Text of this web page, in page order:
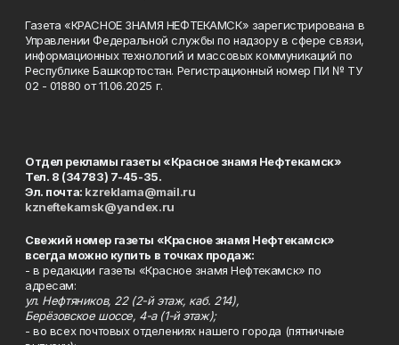
Газета «КРАСНОЕ ЗНАМЯ НЕФТЕКАМСК» зарегистрирована в
Управлении Федеральной службы по надзору в сфере связи,
информационных технологий и массовых коммуникаций по
Республике Башкортостан. Регистрационный номер ПИ № ТУ
02 - 01880 от 11.06.2025 г.
Отдел рекламы газеты «Красное знамя Нефтекамск»
Тел. 8 (34783) 7-45-35.
Эл. почта: kzreklama@mail.ru
kzneftekamsk@yandex.ru
Свежий номер газеты «Красное знамя Нефтекамск»
всегда можно купить в точках продаж:
- в редакции газеты «Красное знамя Нефтекамск» по
адресам:
ул. Нефтяников, 22 (2-й этаж, каб. 214),
Берёзовское шоссе, 4-а (1-й этаж);
- во всех почтовых отделениях нашего города (пятничные